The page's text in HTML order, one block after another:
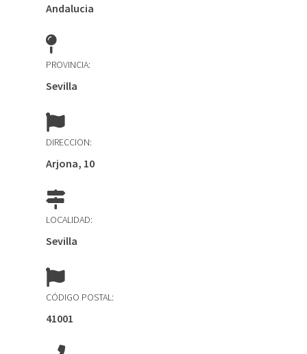
Andalucia
PROVINCIA:
Sevilla
DIRECCION:
Arjona, 10
LOCALIDAD:
Sevilla
CÓDIGO POSTAL:
41001